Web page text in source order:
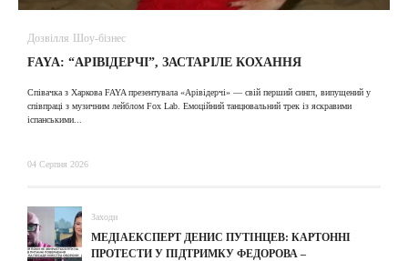
Дозвілля Шоу-бізнес
FAYA: “АРІВІДЕРЧІ”, ЗАСТАРІЛЕ КОХАННЯ
Співачка з Харкова FAYA презентувала «Арівідерчі» — свій перший сингл, випущений у
співпраці з музичним лейблом Fox Lab. Емоційний танцювальний трек із яскравими
іспанськими...
04 Серпня 2026
Заходи
МЕДІАЕКСПЕРТ ДЕНИС ПУТІНЦЕВ: КАРТОННІ
ПРОТЕСТИ У ПІДТРИМКУ ФЕДОРОВА –